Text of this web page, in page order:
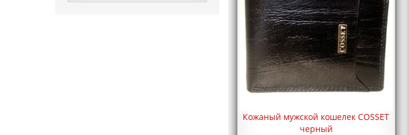
Кожаный мужской кошелек COSSET
черный